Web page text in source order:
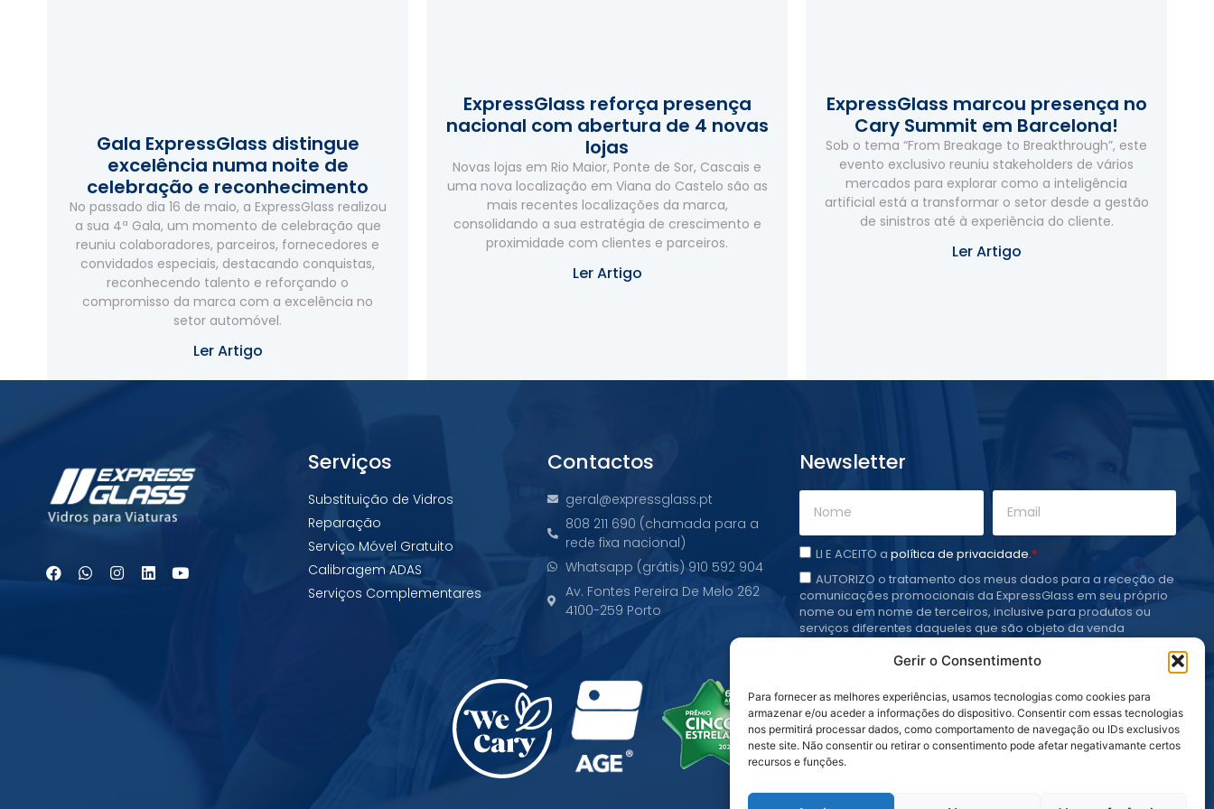
Gerir o Consentimento
Para fornecer as melhores experiências, usamos tecnologias como cookies para
armazenar e/ou aceder a informações do dispositivo. Consentir com essas tecnologias
nos permitirá processar dados, como comportamento de navegação ou IDs exclusivos
neste site. Não consentir ou retirar o consentimento pode afetar negativamante certos
recursos e funções.
Gala ExpressGlass distingue
excelência numa noite de
celebração e reconhecimento
No passado dia 16 de maio, a ExpressGlass realizou
a sua 4ª Gala, um momento de celebração que
reuniu colaboradores, parceiros, fornecedores e
convidados especiais, destacando conquistas,
reconhecendo talento e reforçando o
compromisso da marca com a excelência no
setor automóvel.
Ler Artigo
ExpressGlass reforça presença
nacional com abertura de 4 novas
lojas
Novas lojas em Rio Maior, Ponte de Sor, Cascais e
uma nova localização em Viana do Castelo são as
mais recentes localizações da marca,
consolidando a sua estratégia de crescimento e
proximidade com clientes e parceiros.
Ler Artigo
ExpressGlass marcou presença no
Cary Summit em Barcelona!
Sob o tema “From Breakage to Breakthrough”, este
evento exclusivo reuniu stakeholders de vários
mercados para explorar como a inteligência
artificial está a transformar o setor desde a gestão
de sinistros até à experiência do cliente.
Ler Artigo
Serviços
Substituição de Vidros
Reparação
Serviço Móvel Gratuito
Calibragem ADAS
Serviços Complementares
Contactos
geral@expressglass.pt
808 211 690 (chamada para a
rede fixa nacional)
Whatsapp (grátis) 910 592 904
Av. Fontes Pereira De Melo 262
4100-259 Porto
Newsletter
LI E ACEITO apolítica de privacidade.*
AUTORIZO o tratamento dos meus dados para a receção de
comunicações promocionais da ExpressGlass em seu próprio
nome ou em nome de terceiros, inclusive para produtos ou
serviços diferentes daqueles que são objeto da venda